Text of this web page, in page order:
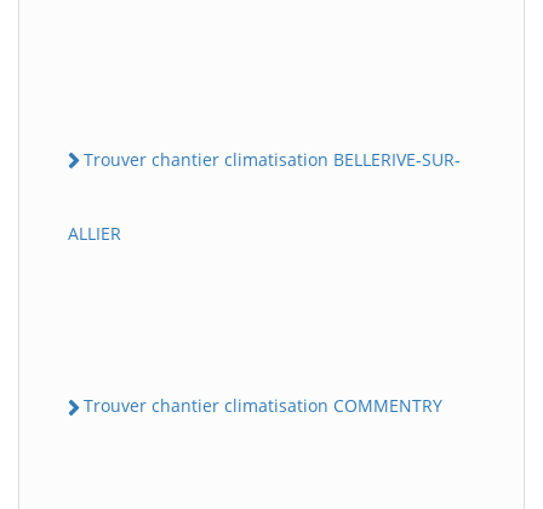
Trouver chantier climatisation BELLERIVE-SUR-
ALLIER
Trouver chantier climatisation COMMENTRY